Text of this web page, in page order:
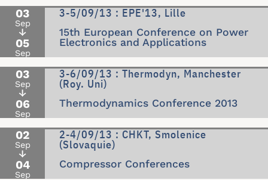
03
Sep
↓
05
Sep
3-5/09/13 : EPE'13, Lille
15th European Conference on Power
Electronics and Applications
03
Sep
↓
06
Sep
3-6/09/13 : Thermodyn, Manchester
(Roy. Uni)
Thermodynamics Conference 2013
02
Sep
↓
04
Sep
2-4/09/13 : CHKT, Smolenice
(Slovaquie)
Compressor Conferences